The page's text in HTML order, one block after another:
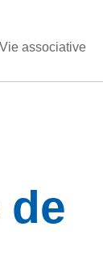
Vie associative
de